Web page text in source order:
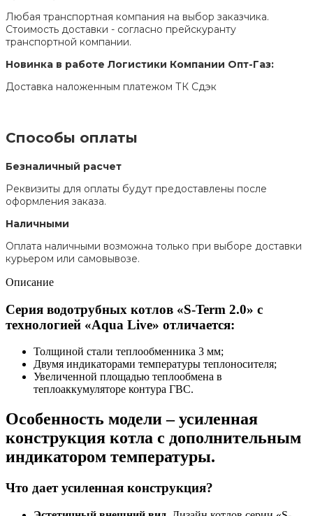
Любая транспортная компания на выбор заказчика.
Стоимость доставки - согласно прейскуранту
транспортной компании.
Новинка в работе Логистики Компании Опт-Газ:
Доставка наложенным платежом ТК Сдэк
Способы оплаты
Безналичный расчет
Реквизиты для оплаты будут предоставлены после
оформления заказа.
Наличными
Оплата наличными возможна только при выборе доставки
курьером или самовывозе.
Описание
Серия водотрубных котлов «S-Term 2.0» с
технологией «Aqua Live» отличается:
Толщиной стали теплообменника 3 мм;
Двумя индикаторами температуры теплоносителя;
Увеличенной площадью теплообмена в
теплоаккумуляторе контура ГВС.
Особенность модели – усиленная
конструкция котла с дополнительным
индикатором температуры.
Что дает усиленная конструкция?